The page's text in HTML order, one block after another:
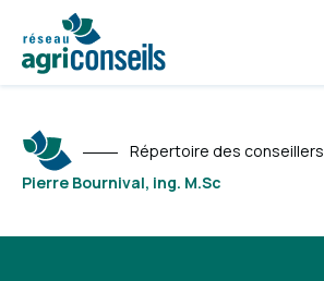
Répertoire des conseillers
Pierre Bournival, ing. M.Sc